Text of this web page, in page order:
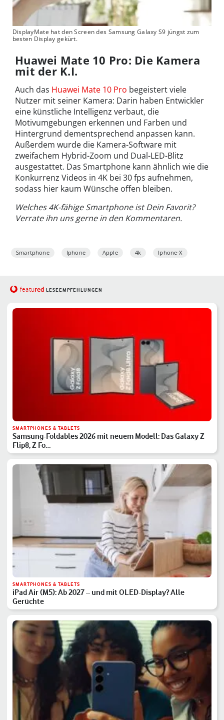
DisplayMate hat den Screen des Samsung Galaxy S9 jüngst zum
besten Display gekürt.
Huawei Mate 10 Pro: Die Kamera
mit der K.I.
Auch das Huawei Mate 10 Pro begeistert viele
Nutzer mit seiner Kamera: Darin haben Entwickler
eine künstliche Intelligenz verbaut, die
Motivumgebungen erkennen und Farben und
Hintergrund dementsprechend anpassen kann.
Außerdem wurde die Kamera-Software mit
zweifachem Hybrid-Zoom und Dual-LED-Blitz
ausgestattet. Das Smartphone kann ähnlich wie die
Konkurrenz Videos in 4K bei 30 fps aufnehmen,
sodass hier kaum Wünsche offen bleiben.
Welches 4K-fähige Smartphone ist Dein Favorit?
Verrate ihn uns gerne in den Kommentaren.
Smartphone Iphone Apple 4k Iphone-X
featured LESEEMPFEHLUNGEN
SMARTPHONES & TABLETS
Samsung-Foldables 2026 mit neuem Modell: Das Galaxy Z
Flip8, Z Fo…
SMARTPHONES & TABLETS
iPad Air (M5): Ab 2027 – und mit OLED-Display? Alle
Gerüchte